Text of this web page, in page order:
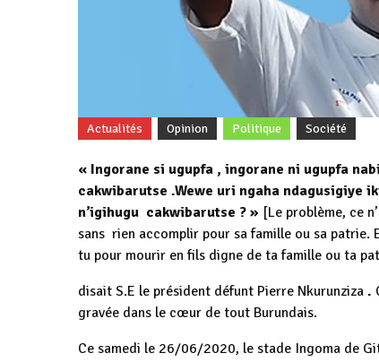
Actualités Opinion Politique Société
« Ingorane si ugupfa , ingorane ni ugupfa
cakwibarutse .Wewe uri ngaha ndagusigiye
n’igihugu cakwibarutse ? » [Le problème, ce
sans rien accomplir pour sa famille ou sa patrie.
tu pour mourir en fils digne de ta famille ou ta
disait S.E le président défunt Pierre Nkurunziza .
gravée dans le cœur de tout Burundais.
Ce samedi le 26/06/2020, le stade Ingoma de